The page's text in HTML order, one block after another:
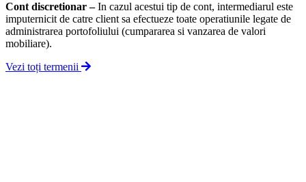
Cont discretionar –In cazul acestui tip de cont, intermediarul este
imputernicit de catre client sa efectueze toate operatiunile legate de
administrarea portofoliului (cumpararea si vanzarea de valori
mobiliare).
Vezi toți termenii